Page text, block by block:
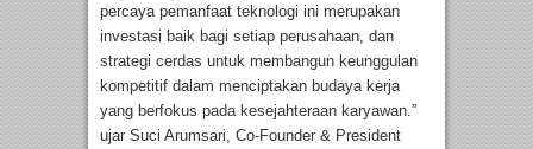
percaya pemanfaat teknologi ini merupakan
investasi baik bagi setiap perusahaan, dan
strategi cerdas untuk membangun keunggulan
kompetitif dalam menciptakan budaya kerja
yang berfokus pada kesejahteraan karyawan.”
ujar Suci Arumsari, Co-Founder & President